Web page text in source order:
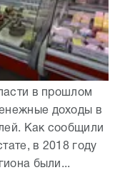
в прошлом
доходы в
Как сообщили
в 2018 году
были...